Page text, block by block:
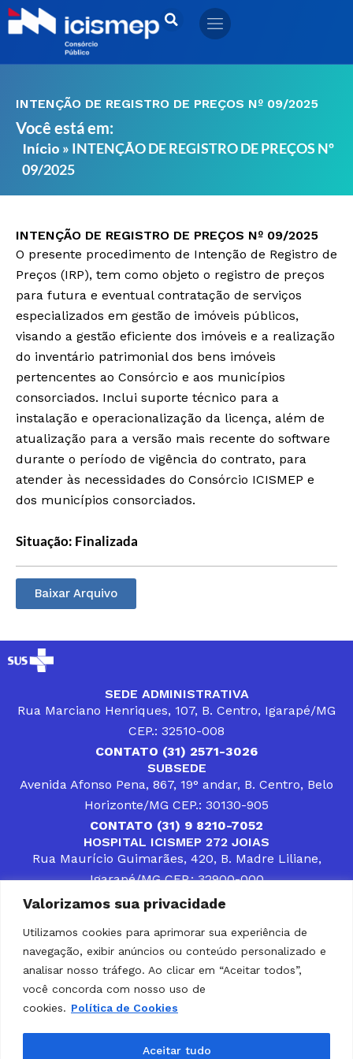
Valorizamos sua privacidade
Utilizamos cookies para aprimorar sua experiência de
navegação, exibir anúncios ou conteúdo personalizado e
analisar nosso tráfego. Ao clicar em “Aceitar todos”,
você concorda com nosso uso de
cookies. Política de Cookies
Aceitar tudo
Ir
para
INTENÇÃO DE REGISTRO DE PREÇOS Nº 09/2025
Você está em:
Início » INTENÇÃO DE REGISTRO DE PREÇOS Nº
09/2025
INTENÇÃO DE REGISTRO DE PREÇOS Nº 09/2025
O presente procedimento de Intenção de Registro de
Preços (IRP), tem como objeto o registro de preços
para futura e eventual contratação de serviços
especializados em gestão de imóveis públicos,
visando a gestão eficiente dos imóveis e a realização
do inventário patrimonial dos bens imóveis
pertencentes ao Consórcio e aos municípios
consorciados. Inclui suporte técnico para a
instalação e operacionalização da licença, além de
atualização para a versão mais recente do software
durante o período de vigência do contrato, para
atender às necessidades do Consórcio ICISMEP e
dos municípios consorciados.
Situação: Finalizada
Baixar Arquivo
SEDE ADMINISTRATIVA
Rua Marciano Henriques, 107, B. Centro, Igarapé/MG
CEP.: 32510-008
CONTATO (31) 2571-3026
SUBSEDE
Avenida Afonso Pena, 867, 19° andar, B. Centro, Belo
Horizonte/MG CEP.: 30130-905
CONTATO (31) 9 8210-7052
HOSPITAL ICISMEP 272 JOIAS
Rua Maurício Guimarães, 420, B. Madre Liliane,
Igarapé/MG CEP.: 32900-000
CONTATOS (31) 3512-4400 ou (31) 9 8309-8660
DESENVOLVER SOLUÇÕES, AÇÕES E SERVIÇOS
PÚBLICOS QUE COMPLEMENTEM A ASSISTÊNCIA À
POPULAÇÃO DA REGIÃO EM QUE ATUA, SENDO
PARCEIRO DOS MUNICÍPIOS CONSORCIADOS NA
SOLUÇÃO DE DIFICULDADES ENFRENTADAS POR
GESTORES MUNICIPAIS, É O COMPROMISSO DO
ICISMEP.
Home Institucional Municípios